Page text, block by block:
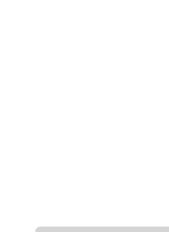
食べ残